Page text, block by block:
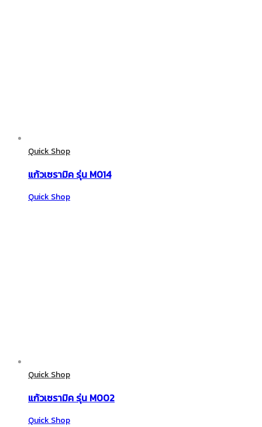
Quick Shop
แก้วเซรามิค รุ่น M014
Quick Shop
Quick Shop
แก้วเซรามิค รุ่น M002
Quick Shop